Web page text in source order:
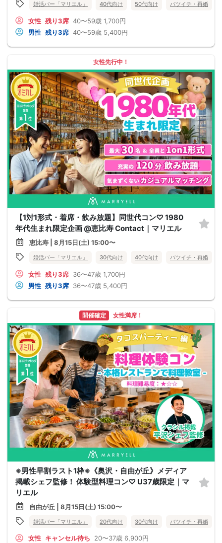
婚活バー「マリエル」 40代向け 50代向け バツイチ・再婚
女性 残り3席 40〜59歳 1,700円
男性 残り3席 40〜59歳 5,400円
女性先行中！
【1対1形式・着席・飲み放題】同世代コン♡ 1980
年代生まれ限定企画 @恵比寿 Contact｜マリエル
恵比寿 | 8月15日(土) 15:00〜
婚活バー「マリエル」 30代向け 40代向け バツイチ・再婚
女性 残り3席 36〜47歳 1,700円
男性 残り3席 36〜47歳 5,400円
開催確定 女性満席！
※男性早割ラスト1枠※《奥沢・自由が丘》メディア
掲載シェフ監修！ 体験型料理コン♡ U37歳限定｜マ
リエル
自由が丘 | 8月15日(土) 15:00〜
婚活バー「マリエル」 20代向け 30代向け バツイチ・再婚
女性 キャンセル待ち 20〜37歳 6,900円